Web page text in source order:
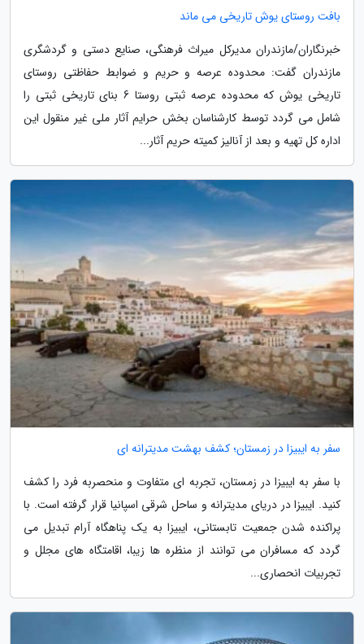
بافت روستای یوش تاریخی می ماند
خبرنگاران/مازندران مدیرکل میراث فرهنگی، صنایع دستی و گردشگری
مازندران گفت: محدوده عرصه و حریم و ضوابط حفاظتی روستای
تاریخی یوش که محدوده عرصه ثبتی روستا 6 بنای تاریخی ثبتی را
شامل می گردد توسط کارشناسان بخش حرایم آثار ملی غیر منقول این
اداره کل تهیه و بعد از آنالیز کمیته حریم آثار...
سفر به ایبیزا در زمستان؛ کشف بهشت مدیترانه ای
با سفر به ایبیزا در زمستان، تجربه ای متفاوت و منحصربه فرد را کشف
کنید. ایبیزا در دریای مدیترانه و ساحل شرقی اسپانیا قرار گرفته است. با
پراکنده شدن جمعیت تابستانی، ایبیزا به یک پناهگاه آرام تبدیل می
گردد که مسافران می توانند از منظره ها زیبا، اقامتگاه های مجلل و
تجربیات انحصاری...